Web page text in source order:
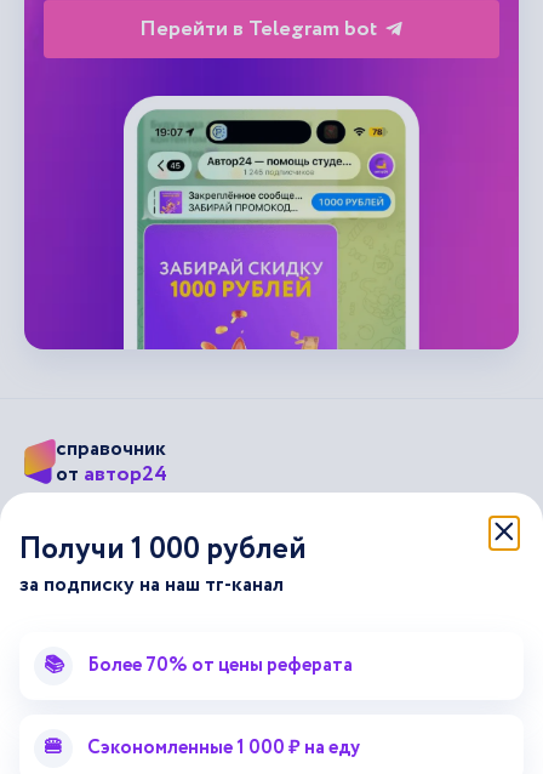
Перейти в Telegram bot
справочник
от автор24
Подписывайся на наши соц. сети
Лекторий
Справочник терминов
Последние статьи
Получи 1 000 рублей
за подписку на наш тг-канал
📚 Более 70% от цены реферата
🍔 Сэкономленные 1 000 ₽ на еду